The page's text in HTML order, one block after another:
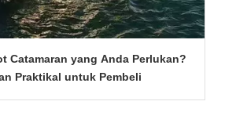
Catamaran yang Anda Perlukan?
Praktikal untuk Pembeli